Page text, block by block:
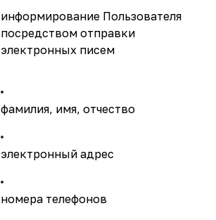
информирование Пользователя
посредством отправки
электронных писем
фамилия, имя, отчество
электронный адрес
номера телефонов